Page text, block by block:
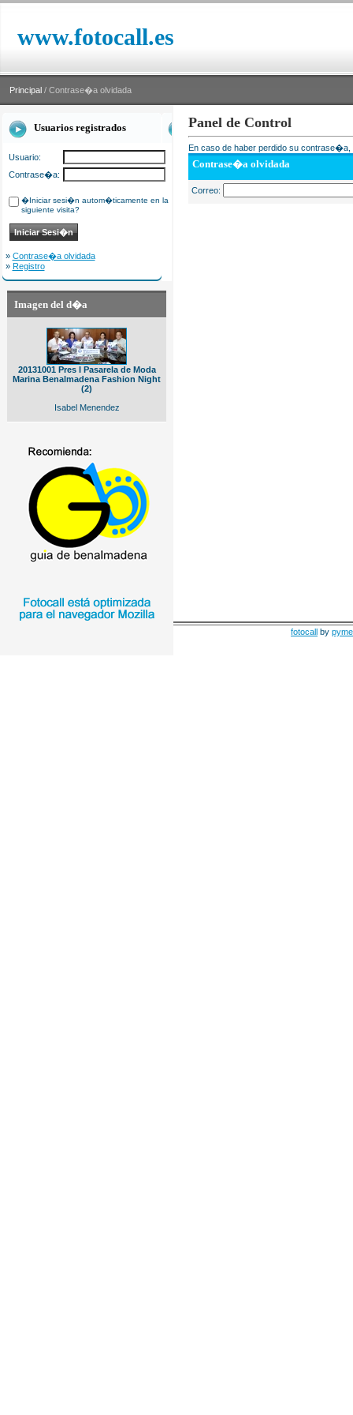
www.fotocall.es
Principal / Contrase�a olvidada
Usuarios registrados
Usuario:
Contrase�a:
�Iniciar sesi�n autom�ticamente en la
siguiente visita?
» Contrase�a olvidada
» Registro
Imagen del d�a
20131001 Pres I Pasarela de Moda
Marina Benalmadena Fashion Night
(2)
Isabel Menendez
Panel de Control
En caso de haber perdido su
Contrase�a olvidada
Correo:
fotocall by